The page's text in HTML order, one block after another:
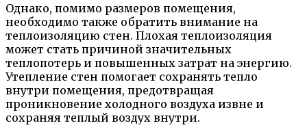
Однако, помимо размеров помещения,
необходимо также обратить внимание на
теплоизоляцию стен. Плохая теплоизоляция
может стать причиной значительных
теплопотерь и повышенных затрат на энергию.
Утепление стен помогает сохранять тепло
внутри помещения, предотвращая
проникновение холодного воздуха извне и
сохраняя теплый воздух внутри.